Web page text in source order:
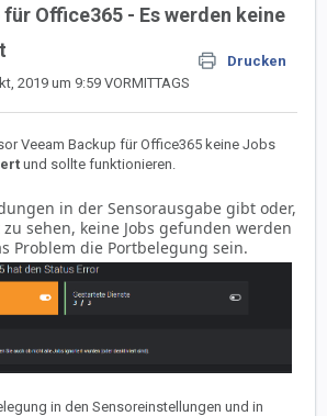
Office365 - Es werden keine
Drucken
2019 um 9:59 VORMITTAGS
Veeam Backup für Office365 keine Jobs
und sollte funktionieren.
in der Sensorausgabe gibt oder,
sehen, keine Jobs gefunden werden
Problem die Portbelegung sein.
in den Sensoreinstellungen und in